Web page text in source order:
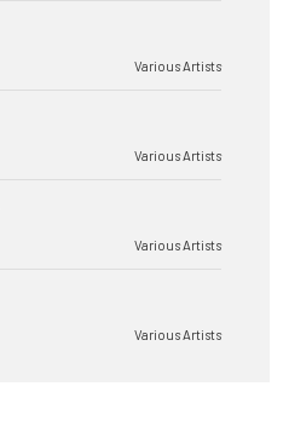
Various Artists
Various Artists
Various Artists
Various Artists